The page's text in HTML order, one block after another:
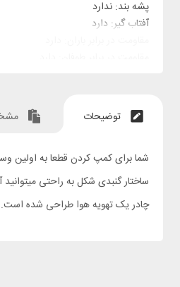
پشه بند: ندارد
آفتاب گیر: دارد
توضیحات
ساختار گنبدی شکل به راحتی
چادر یک تهویه هوا طراحی شده است.